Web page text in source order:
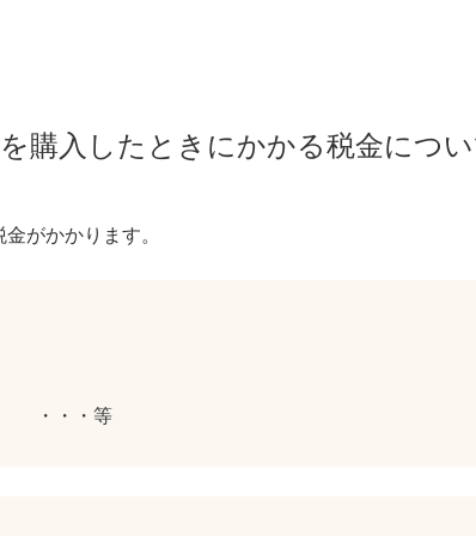
を購入したときにかかる税金につ
がかかります。
・等